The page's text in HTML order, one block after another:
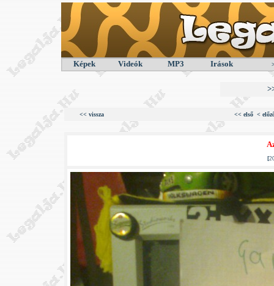
Képek Videók MP3 Irások
<< vissza << első <
[